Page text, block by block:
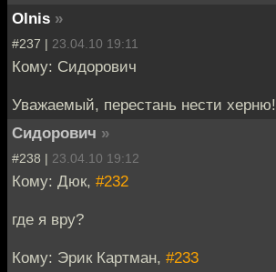
Olnis »
#237 | 23.04.10 19:11
Кому: Сидорович
Уважаемый, перестань нести херню!
Сидорович »
#238 | 23.04.10 19:12
Кому: Дюк, #232
где я вру?
Кому: Эрик Картман, #233